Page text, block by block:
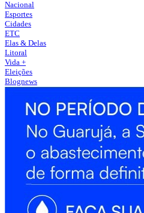
Nacional
Esportes
Cidades
ETC
Elas & Delas
Litoral
Vida +
Eleições
Blognews